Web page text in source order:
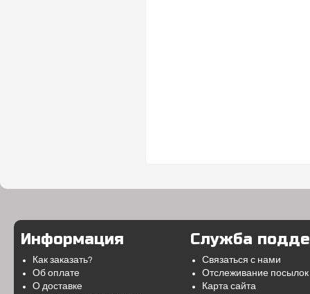
Информация
Как заказать?
Об оплате
О доставке
Служба
Связаться с нами
Отслеживание посылок
Карта сайта